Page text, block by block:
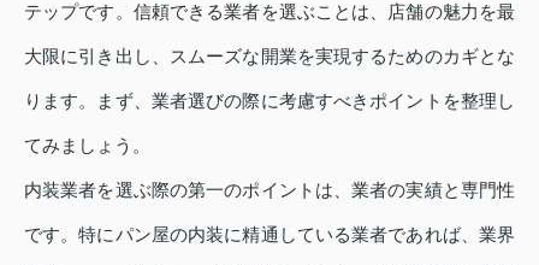
テップです。信頼できる業者を選ぶことは、店舗の魅力を最
大限に引き出し、スムーズな開業を実現するためのカギとな
ります。まず、業者選びの際に考慮すべきポイントを整理し
てみましょう。
内装業者を選ぶ際の第一のポイントは、業者の実績と専門性
です。特にパン屋の内装に精通している業者であれば、業界